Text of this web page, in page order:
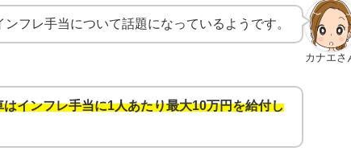
カナエさ
フレ手当について話題になっているようです。
はインフレ手当に1人あたり最大10万円を給付し